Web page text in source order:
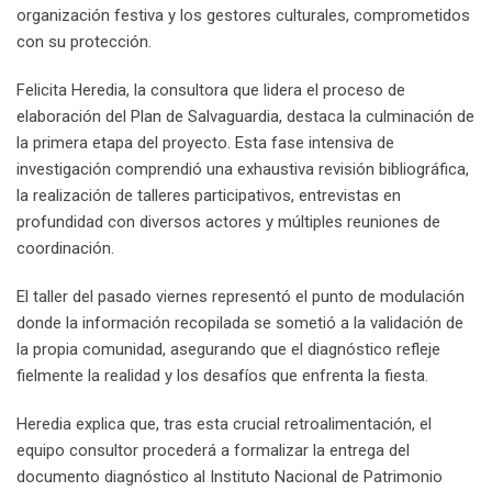
organización festiva y los gestores culturales, comprometidos
con su protección.
Felicita Heredia, la consultora que lidera el proceso de
elaboración del Plan de Salvaguardia, destaca la culminación de
la primera etapa del proyecto. Esta fase intensiva de
investigación comprendió una exhaustiva revisión bibliográfica,
la realización de talleres participativos, entrevistas en
profundidad con diversos actores y múltiples reuniones de
coordinación.
El taller del pasado viernes representó el punto de modulación
donde la información recopilada se sometió a la validación de
la propia comunidad, asegurando que el diagnóstico refleje
fielmente la realidad y los desafíos que enfrenta la fiesta.
Heredia explica que, tras esta crucial retroalimentación, el
equipo consultor procederá a formalizar la entrega del
documento diagnóstico al Instituto Nacional de Patrimonio